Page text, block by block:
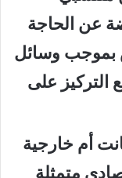
عن الحاجة
بموجب وسائل
التركيز على
أم خارجية
متمثلة